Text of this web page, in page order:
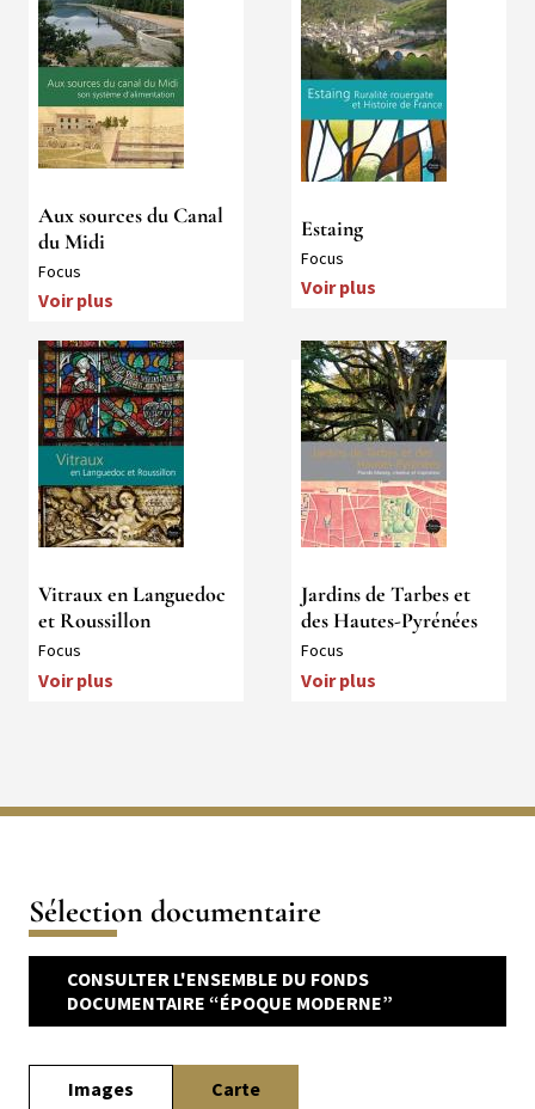
Aux sources du Canal
du Midi
Collection
Focus
Voir plus
Estaing
Collection
Focus
Voir plus
Média
Vitraux en Languedoc
et Roussillon
Collection
Focus
Voir plus
Média
Jardins de Tarbes et
des Hautes-Pyrénées
Collection
Focus
Voir plus
Sélection documentaire
CONSULTER L'ENSEMBLE DU FONDS
DOCUMENTAIRE “ÉPOQUE MODERNE”
Images Carte